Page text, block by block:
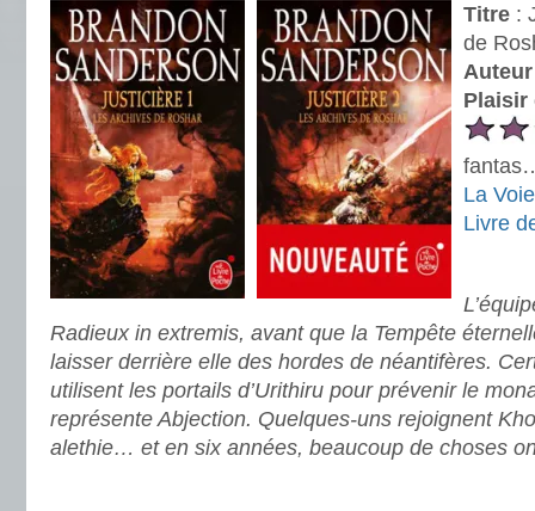
Titre :
de
Auteur
Plaisir
La
Livre
Radieux in extremis, avant que la Tempête
laisser derrière elle des hordes de néantifères.
utilisent les portails d’Urithiru pour prévenir le
représente Abjection. Quelques-uns rejoignent
alethie… et en six années, beaucoup de choses